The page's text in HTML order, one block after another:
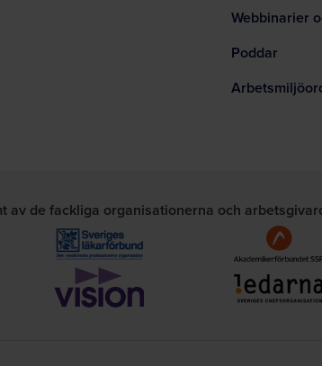
Webbinarier
Poddar
av de fackliga organisationerna och